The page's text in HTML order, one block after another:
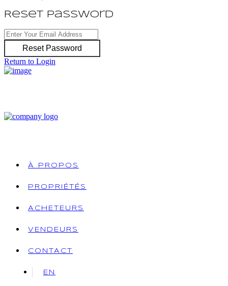
Reset Password
Reset Password
Return to Login
À PROPOS
PROPRIÉTÉS
ACHETEURS
VENDEURS
CONTACT
EN